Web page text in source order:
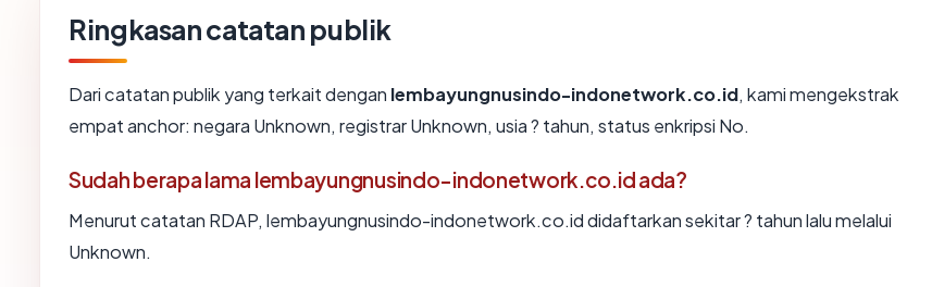
Ringkasan catatan publik
Dari catatan publik yang terkait dengan lembayungnusindo-indonetwork.co.id, kami mengekstrak
empat anchor: negara Unknown, registrar Unknown, usia ? tahun, status enkripsi No.
Sudah berapa lama lembayungnusindo-indonetwork.co.id ada?
Menurut catatan RDAP, lembayungnusindo-indonetwork.co.id didaftarkan sekitar ? tahun lalu melalui
Unknown.